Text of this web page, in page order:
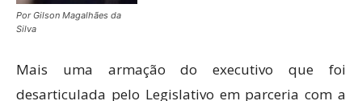
Por Gilson Magalhães da
Silva
Mais uma armação do executivo que foi
desarticulada pelo Legislativo em parceria com a